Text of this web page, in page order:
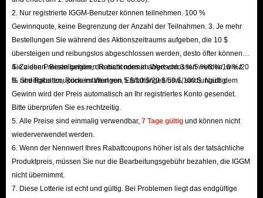
2. Nur registrierte IGGM-Benutzer können teilnehmen. 100 %
Gewinnquote, keine Begrenzung der Anzahl der Teilnahmen. 3. Je mehr
Bestellungen Sie während des Aktionszeitraums aufgeben, die 10 $
übersteigen und reibungslos abgeschlossen werden, desto öfter können
Sie ziehen. Bestellungen, die nicht normal abgeschlossen werden, wie z.
B. Streitigkeiten, Rückerstattungen, Erstattungen usw., sind ungültig.
4. Zu den Preisen gehören Rabattcodes im Wert von 3 %/5 %/8 %/10 %/20
% und Rabattcoupons im Wert von 5 $/10 $/20 $/50 $/100 $. Nach dem
Gewinn wird der Preis automatisch an Ihr registriertes Konto gesendet.
Bitte überprüfen Sie es rechtzeitig.
5. Alle Preise sind einmalig verwendbar, 7 Tage gültig und können nicht
wiederverwendet werden.
6. Wenn der Nennwert Ihres Rabattcoupons höher ist als der tatsächliche
Produktpreis, müssen Sie nur die Bearbeitungsgebühr bezahlen, die IGGM
nicht übernimmt.
7. Diese Lotterie ist echt und gültig. Bei Problemen liegt das endgültige